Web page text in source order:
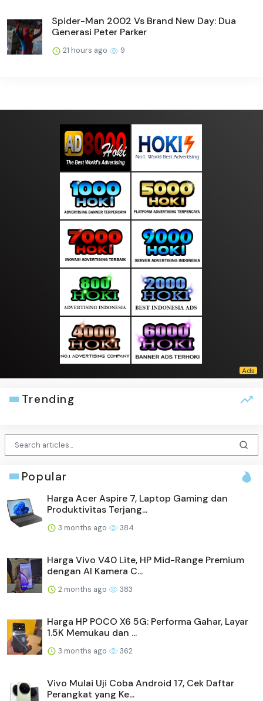
Spider-Man 2002 Vs Brand New Day: Dua
Generasi Peter Parker
21 hours ago 9
Trending
Popular
Harga Acer Aspire 7, Laptop Gaming dan
Produktivitas Terjang...
3 months ago 384
Harga Vivo V40 Lite, HP Mid-Range Premium
dengan AI Kamera C...
2 months ago 383
Harga HP POCO X6 5G: Performa Gahar, Layar
1.5K Memukau dan ...
3 months ago 362
Vivo Mulai Uji Coba Android 17, Cek Daftar
Perangkat yang Ke...